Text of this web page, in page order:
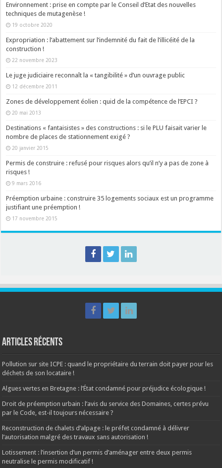
Environnement : prise en compte par le Conseil d’Etat des nouvelles
techniques de mutagenèse !
19 octobre 2020
Expropriation : l’abattement sur l’indemnité du fait de l’illicéité de la
construction !
22 novembre 2023
Le juge judiciaire reconnaît la « tangibilité » d’un ouvrage public
12 décembre 2011
Zones de développement éolien : quid de la compétence de l’EPCI ?
20 mai 2013
Destinations « fantaisistes » des constructions : si le PLU faisait varier le
nombre de places de stationnement exigé ?
20 janvier 2015
Permis de construire : refusé pour risques alors qu’il n’y a pas de zone à
risques !
9 mars 2016
Préemption urbaine : construire 35 logements sociaux est un programme
justifiant une préemption !
17 novembre 2015
Articles récents
Pollution sur site ICPE : quand le propriétaire du terrain doit payer pour les
déchets de son locataire !
Algues vertes en Bretagne : l’État condamné pour préjudice écologique !
Droit de préemption urbain : l’avis du service des Domaines, certes prévu
par le Code, est-il toujours nécessaire ?
Reconstruction de chalets d’alpage : le préfet condamné à délivrer
l’autorisation malgré des travaux sans autorisation !
Lotissement : l’insertion d’un permis d’aménager entre deux permis
neutralise le permis modificatif !